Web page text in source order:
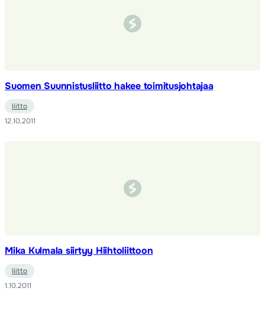
Suomen Suunnistusliitto hakee toimitusjohtajaa
liitto
12.10.2011
Mika Kulmala siirtyy Hiihtoliittoon
liitto
1.10.2011